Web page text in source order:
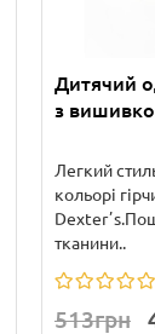
Дитячий
з
Легкий
кольорі
тканини..
513грн